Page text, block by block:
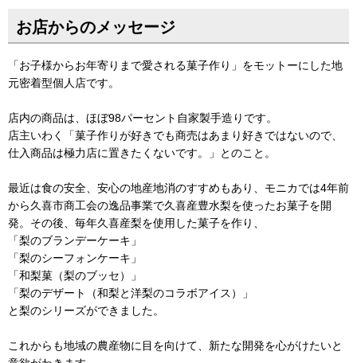
お店からのメッセージ
「お子様からお年寄りまで愛される菓子作り」をモットーにした地
元密着型個人店です。
店内の商品は、ほぼ98パーセント自家製手造りです。
店主いわく「菓子作りが好きでも商売はあまり好きではないので、
仕入商品は極力店に置きたくないです。」とのこと。
最近は食の安全、安心の地産地消のすすめもあり、モニカでは4年前
から久喜市商工会の逸品事業で久喜産豊水梨を使ったお菓子を開
発。その後、毎年久喜産梨を使用した菓子を作り、
「梨のブランデーケーキ」
「梨のシーフォンケーキ」
「和梨菓（梨のブッセ）」
「梨のデザート（和梨と洋梨のコラボアイス）」
と梨のシリーズができました。
これからも地域の農産物に目を向けて、新たな開発を心がけたいと